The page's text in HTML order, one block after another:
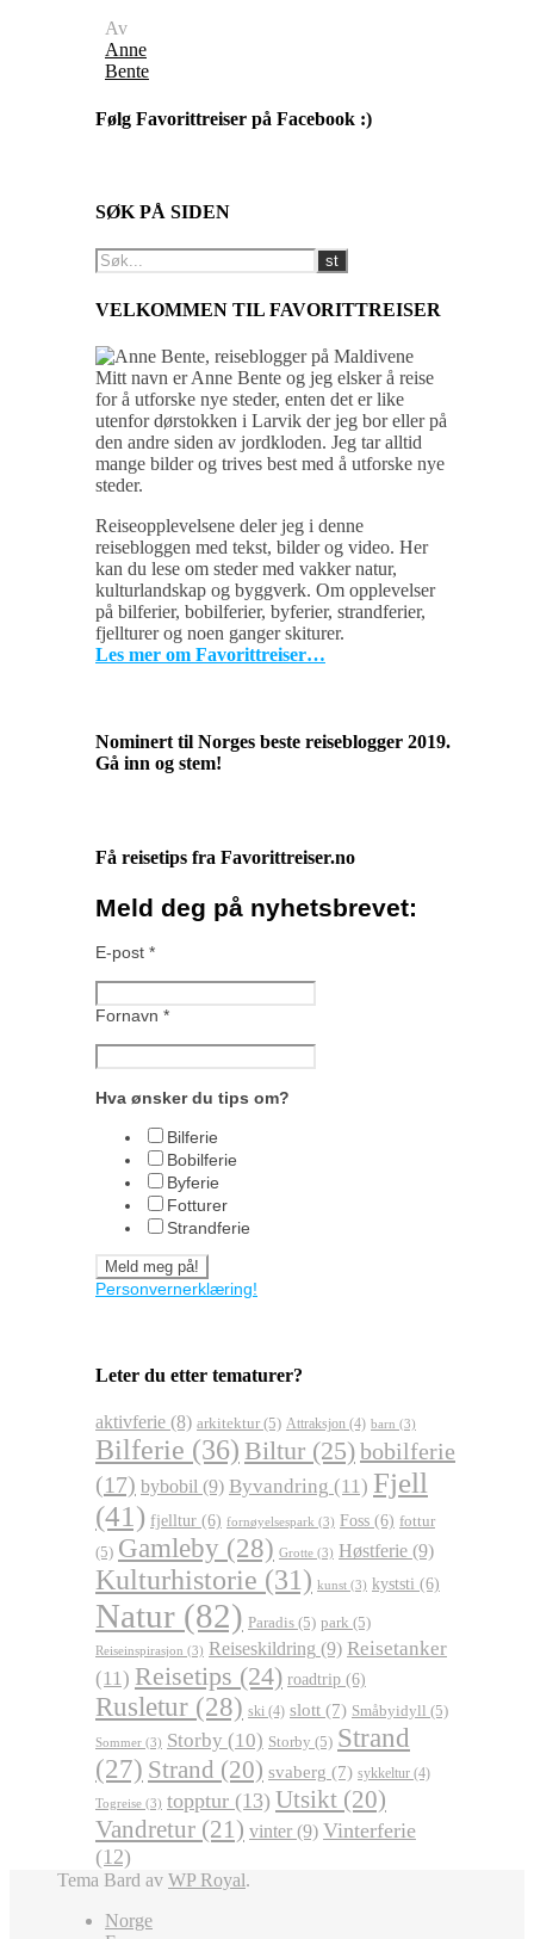
Av
Anne
Bente
Følg Favorittreiser på Facebook :)
SØK PÅ SIDEN
VELKOMMEN TIL FAVORITTREISER
Mitt navn er Anne Bente og jeg elsker å reise
for å utforske nye steder, enten det er like
utenfor dørstokken i Larvik der jeg bor eller på
den andre siden av jordkloden. Jeg tar alltid
mange bilder og trives best med å utforske nye
steder.
Reiseopplevelsene deler jeg i denne
reisebloggen med tekst, bilder og video. Her
kan du lese om steder med vakker natur,
kulturlandskap og byggverk. Om opplevelser
på bilferier, bobilferier, byferier, strandferier,
fjellturer og noen ganger skiturer.
Les mer om Favorittreiser…
Nominert til Norges beste reiseblogger 2019.
Gå inn og stem!
Få reisetips fra Favorittreiser.no
Meld deg på nyhetsbrevet:
E-post *
Fornavn *
Hva ønsker du tips om?
Bilferie
Bobilferie
Byferie
Fotturer
Strandferie
Personvernerklæring!
Leter du etter tematurer?
aktivferie (8) arkitektur (5) Attraksjon (4) barn (3)
Bilferie (36) Biltur (25)bobilferie
(17) bybobil (9) Byvandring (11) Fjell
(41) fjelltur (6) fornøyelsespark (3) Foss (6) fottur
(5) Gamleby (28) Grotte (3) Høstferie (9)
Kulturhistorie (31) kunst (3) kyststi (6)
Natur (82) Paradis (5) park (5)
Reiseinspirasjon (3) Reiseskildring (9) Reisetanker
(11) Reisetips (24) roadtrip (6)
Rusletur (28) ski (4) slott (7) Småbyidyll (5)
Sommer (3) Storby (10) Storby (5) Strand
(27) Strand (20) svaberg (7) sykkeltur (4)
Togreise (3) topptur (13) Utsikt (20)
Vandretur (21) vinter (9) Vinterferie
(12)
Tema Bard av WP Royal.
Norge